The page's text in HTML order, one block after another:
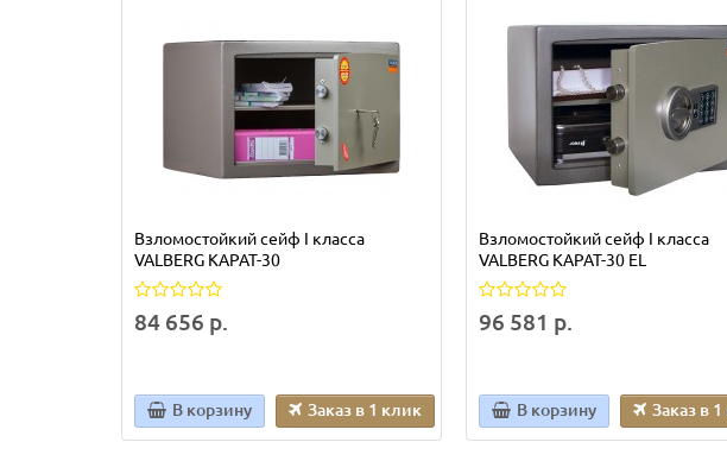
Взломостойкий сейф I класса
VALBERG КАРАТ-30
84 656 р.
В корзину Заказ в 1 клик
Взломостойкий сейф I класса
VALBERG КАРАТ-30 EL
96 581 р.
В корзину Заказ в